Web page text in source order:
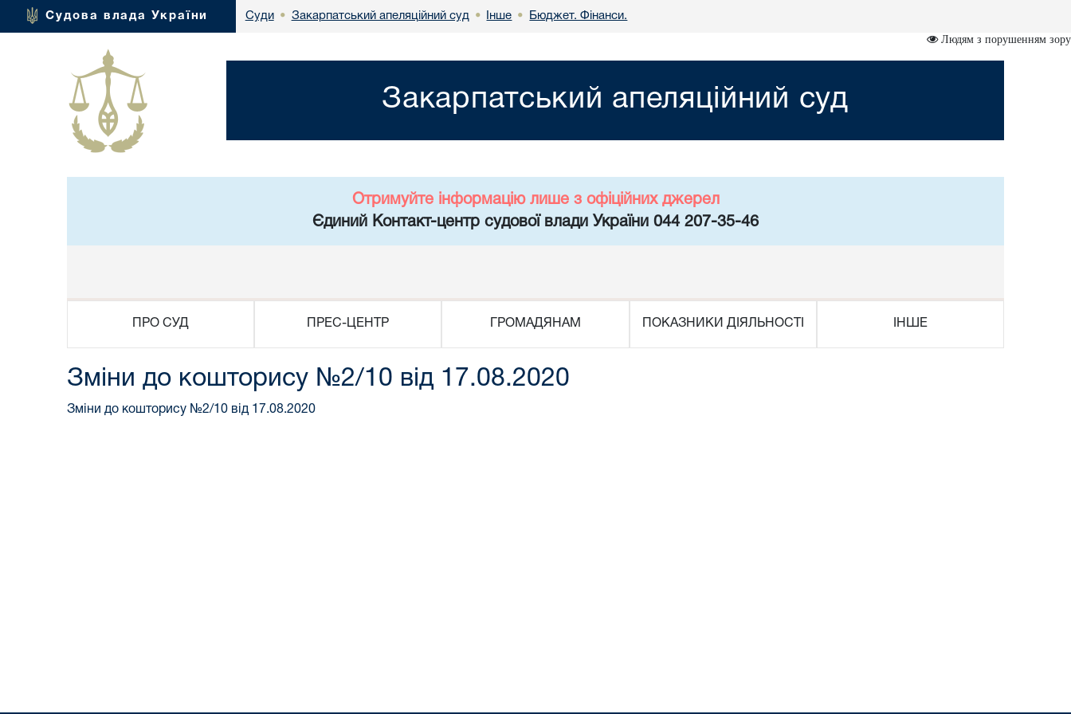
Судова влада України Суди • Закарпатський апеляційний суд • Інше • Бюджет. Фінанси.
Людям з порушенням зору
Закарпатський апеляційний суд
Отримуйте інформацію лише з офіційних джерел
Єдиний Контакт-центр судової влади України 044 207-35-46
ПРО СУД ПРЕС-ЦЕНТР ГРОМАДЯНАМ ПОКАЗНИКИ ДІЯЛЬНОСТІ ІНШЕ
Зміни до кошторису №2/10 від 17.08.2020
Зміни до кошторису №2/10 від 17.08.2020